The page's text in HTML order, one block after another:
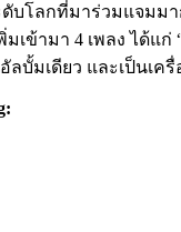
โลกที่มาร่วมแจมมาก
เข้ามา 4 เพลง ได้แ
บั้มเดียว และเป็นเครื่